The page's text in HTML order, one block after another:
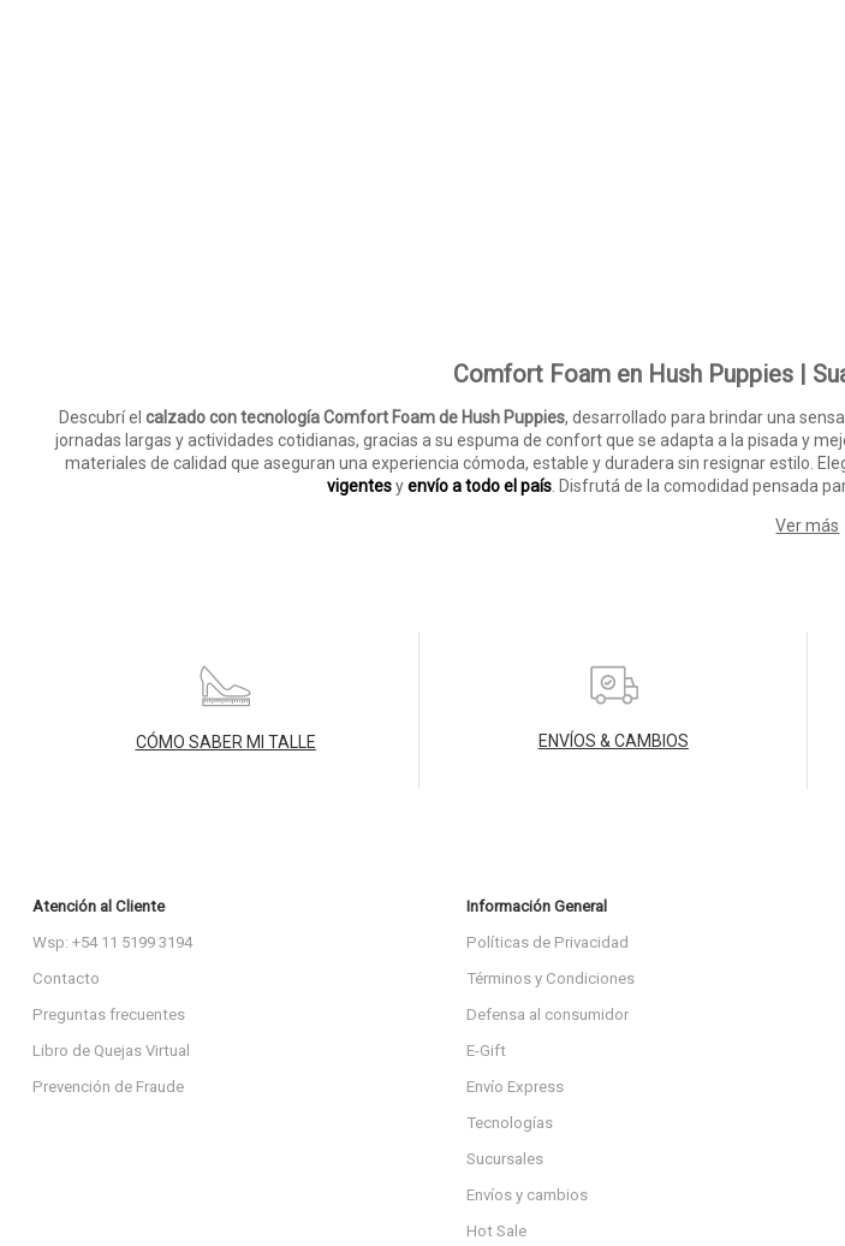
Comfort Foam en Hush Puppies |
Descubrí el calzado con tecnología Comfort Foam de Hush Puppies, desarrollado para brindar una
jornadas largas y actividades cotidianas, gracias a su espuma de confort que se adapta a la pisada y
materiales de calidad que aseguran una experiencia cómoda, estable y duradera sin resignar estilo.
vigentesyenvío a todo el país . Disfrutá de la comodidad pensada
Ver más
CÓMO SABER MI TALLE ENVÍOS & CAMBIOS
Atención al Cliente
Wsp: +54 11 5199 3194
Contacto
Preguntas frecuentes
Libro de Quejas Virtual
Prevención de Fraude
Información General
Políticas de Privacidad
Términos y Condiciones
Defensa al consumidor
E-Gift
Envío Express
Tecnologías
Sucursales
Envíos y cambios
Hot Sale